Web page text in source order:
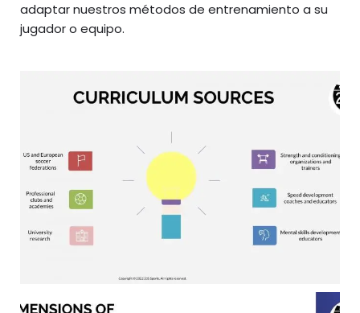
adaptar nuestros métodos de entrenamiento a su
jugador o equipo.